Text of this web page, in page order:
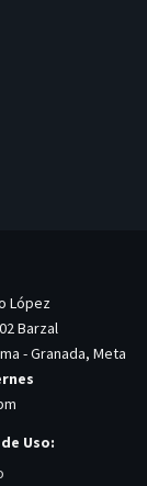
López
Barzal
- Granada, Meta
Uso: